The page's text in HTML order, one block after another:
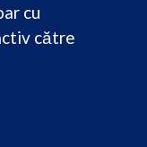
cu
către